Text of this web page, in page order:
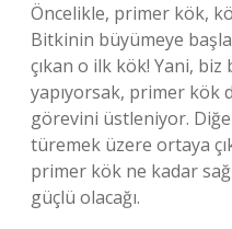
Öncelikle, primer kök,
Bitkinin büyümeye
çıkan o ilk kök! Yani,
yapıyorsak, primer kök
görevini üstleniyor.
türemek üzere ortaya
primer kök ne kadar
güçlü olacağı.